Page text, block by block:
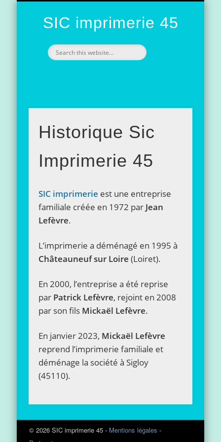
SIC imprimerie 45
Historique Sic
Imprimerie 45
SIC imprimerie est une entreprise
familiale créée en 1972 par Jean
Lefèvre.
L’imprimerie a déménagé en 1995 à
Châteauneuf sur Loire (Loiret).
En 2000, l’entreprise a été reprise
par Patrick Lefèvre, rejoint en 2008
par son fils Mickaël Lefèvre.
En janvier 2023, Mickaël Lefèvre
reprend l’imprimerie familiale et
déménage la société à Sigloy
(45110).
© 2026 SIC imprimerie 45 - Mentions légales -